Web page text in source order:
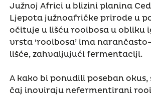
Južnoj Africi u blizini planina
Ljepota južnoafričke prirode u
očituje u lišću rooibosa u obliku
vrsta ‘rooibosa’ ima
lišće, zahvaljujući fermentaciji.
A kako bi ponudili poseban
čaj inoviraju nefermentirani